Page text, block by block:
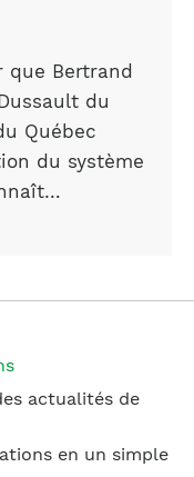
que Bertrand
du
Québec
du système
actualités de
en un simple